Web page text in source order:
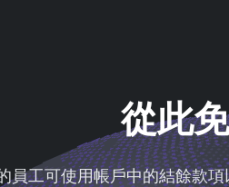
從此
員工可使用帳戶中的結餘款